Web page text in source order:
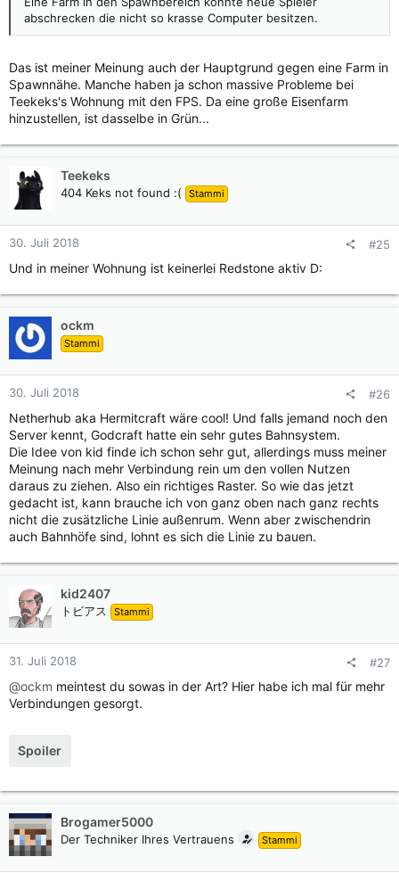
abschrecken die nicht so krasse Computer besitzen.
Das ist meiner Meinung auch der Hauptgrund gegen eine Farm in
Spawnnähe. Manche haben ja schon massive Probleme bei
Teekeks's Wohnung mit den FPS. Da eine große Eisenfarm
hinzustellen, ist dasselbe in Grün...
Teekeks
404 Keks not found :( Stammi
30. Juli 2018 #25
Und in meiner Wohnung ist keinerlei Redstone aktiv D:
ockm
Stammi
30. Juli 2018 #26
Netherhub aka Hermitcraft wäre cool! Und falls jemand noch den
Server kennt, Godcraft hatte ein sehr gutes Bahnsystem.
Die Idee von kid finde ich schon sehr gut, allerdings muss meiner
Meinung nach mehr Verbindung rein um den vollen Nutzen
daraus zu ziehen. Also ein richtiges Raster. So wie das jetzt
gedacht ist, kann brauche ich von ganz oben nach ganz rechts
nicht die zusätzliche Linie außenrum. Wenn aber zwischendrin
auch Bahnhöfe sind, lohnt es sich die Linie zu bauen.
kid2407
トビアス Stammi
31. Juli 2018 #27
@ockm meintest du sowas in der Art? Hier habe ich mal für mehr
Verbindungen gesorgt.
Spoiler
Brogamer5000
Der Techniker Ihres Vertrauens Stammi